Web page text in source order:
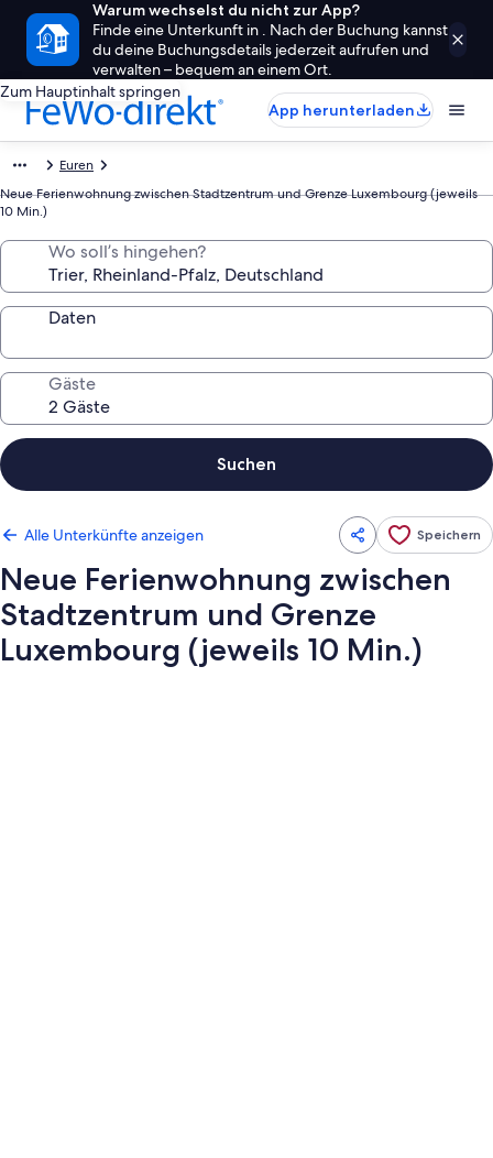
Warum wechselst du nicht zur App?
Finde eine Unterkunft in . Nach der Buchung kannst
du deine Buchungsdetails jederzeit aufrufen und
verwalten – bequem an einem Ort.
Zum Hauptinhalt springen
App herunterladen
Euren
Neue Ferienwohnung zwischen Stadtzentrum und Grenze Luxembourg (jeweils
10 Min.)
Wo soll’s hingehen?
Daten
Gäste
Suchen
Alle Unterkünfte anzeigen Speichern
Neue Ferienwohnung zwischen
Stadtzentrum und Grenze
Luxembourg (jeweils 10 Min.)